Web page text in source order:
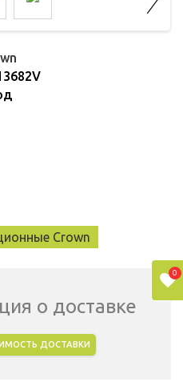
Crown
о доставке
ДОСТАВКИ
0
материалов
сайта.